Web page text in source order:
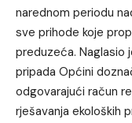
narednom periodu
sve prihode koje
preduzeća. Naglasio
pripada Općini
odgovarajući račun
rješavanja ekoloških